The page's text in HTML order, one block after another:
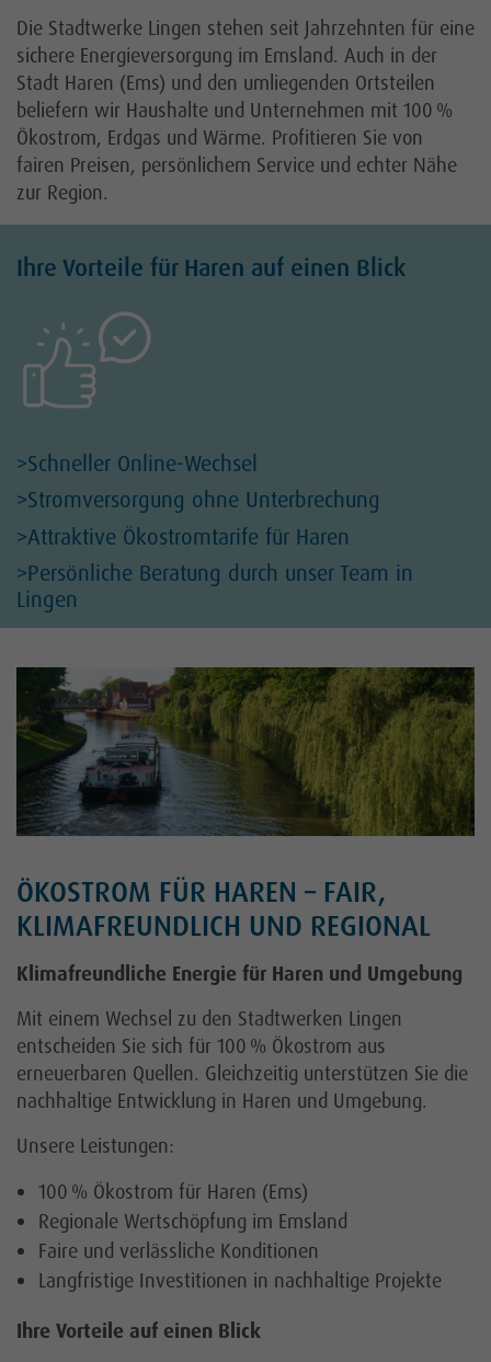
Karriere
Kundenportal
Netz
Die Stadtwerke Lingen stehen seit Jahrzehnten für eine
sichere Energieversorgung im Emsland. Auch in der
Stadt Haren (Ems) und den umliegenden Ortsteilen
beliefern wir Haushalte und Unternehmen mit 100 %
Ökostrom, Erdgas und Wärme. Profitieren Sie von
fairen Preisen, persönlichem Service und echter Nähe
zur Region.
Ihre Vorteile für Haren auf einen Blick
>Schneller Online-Wechsel
>Stromversorgung ohne Unterbrechung
>Attraktive Ökostromtarife für Haren
>Persönliche Beratung durch unser Team in
Lingen
ÖKOSTROM FÜR HAREN – FAIR,
KLIMAFREUNDLICH UND REGIONAL
Klimafreundliche Energie für Haren und Umgebung
Mit einem Wechsel zu den Stadtwerken Lingen
entscheiden Sie sich für 100 % Ökostrom aus
erneuerbaren Quellen. Gleichzeitig unterstützen Sie die
nachhaltige Entwicklung in Haren und Umgebung.
Unsere Leistungen:
100 % Ökostrom für Haren (Ems)
Regionale Wertschöpfung im Emsland
Faire und verlässliche Konditionen
Langfristige Investitionen in nachhaltige Projekte
Ihre Vorteile auf einen Blick